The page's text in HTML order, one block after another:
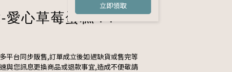
立即領取
愛心草莓蛋糕 FT-
平台同步販售,訂單成立後如遇缺貨或售完等
與您訊息更換商品或退款事宜,造成不便敬請